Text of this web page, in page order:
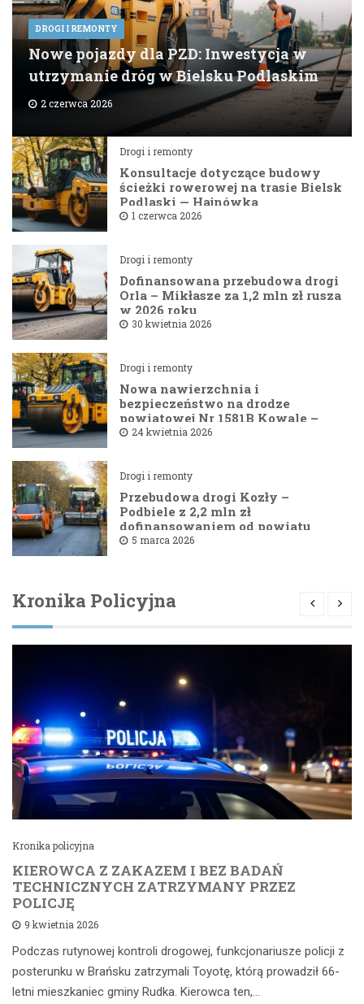
DROGI I REMONTY
Nowe pojazdy dla PZD: Inwestycja w
utrzymanie dróg w Bielsku Podlaskim
2 czerwca 2026
Drogi i remonty
Konsultacje dotyczące budowy
ścieżki rowerowej na trasie Bielsk
Podlaski — Hajnówka
1 czerwca 2026
Drogi i remonty
Dofinansowana przebudowa drogi
Orla – Mikłasze za 1,2 mln zł rusza
w 2026 roku
30 kwietnia 2026
Drogi i remonty
Nowa nawierzchnia i
bezpieczeństwo na drodze
powiatowej Nr 1581B Kowale –
Filipy
24 kwietnia 2026
Drogi i remonty
Przebudowa drogi Kozły –
Podbiele z 2,2 mln zł
dofinansowaniem od powiatu
bielskiego
5 marca 2026
Kronika Policyjna
Kronika policyjna
KIEROWCA Z ZAKAZEM I BEZ BADAŃ
TECHNICZNYCH ZATRZYMANY PRZEZ
POLICJĘ
9 kwietnia 2026
Podczas rutynowej kontroli drogowej, funkcjonariusze policji z
posterunku w Brańsku zatrzymali Toyotę, którą prowadził 66-
letni mieszkaniec gminy Rudka. Kierowca ten,…